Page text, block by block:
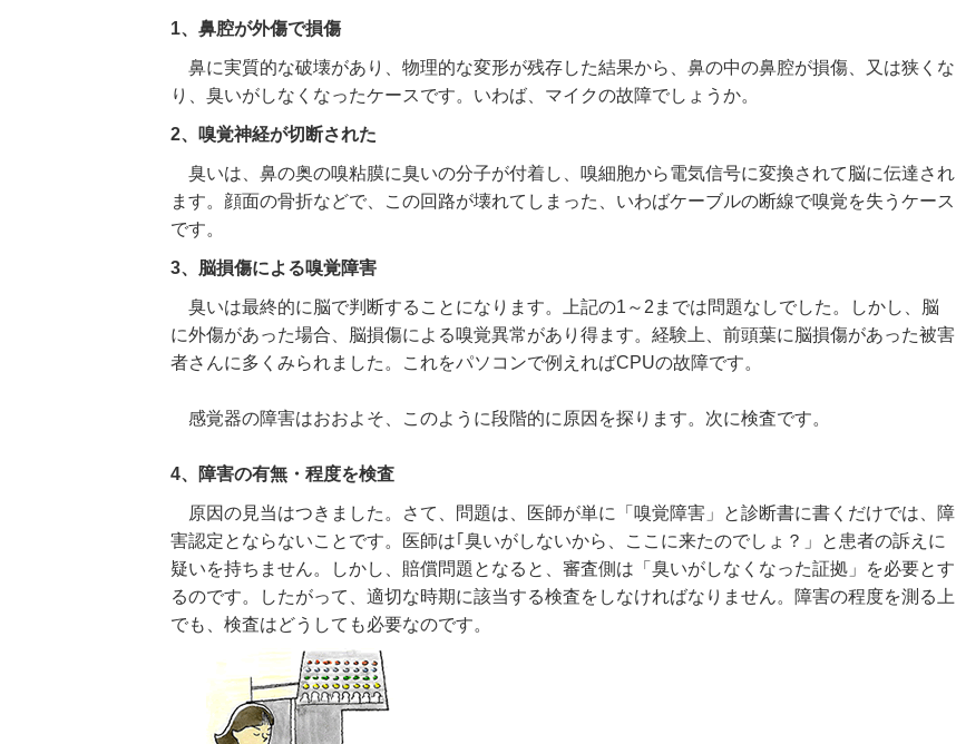
1、鼻腔が外傷で損傷
鼻に実質的な破壊があり、物理的な変形が残存した結果から、鼻の中の鼻腔が損傷、又は狭くな
り、臭いがしなくなったケースです。いわば、マイクの故障でしょうか。
2、嗅覚神経が切断された
臭いは、鼻の奥の嗅粘膜に臭いの分子が付着し、嗅細胞から電気信号に変換されて脳に伝達され
ます。顔面の骨折などで、この回路が壊れてしまった、いわばケーブルの断線で嗅覚を失うケース
です。
3、脳損傷による嗅覚障害
臭いは最終的に脳で判断することになります。上記の1～2までは問題なしでした。しかし、脳
に外傷があった場合、脳損傷による嗅覚異常があり得ます。経験上、前頭葉に脳損傷があった被害
者さんに多くみられました。これをパソコンで例えればCPUの故障です。
感覚器の障害はおおよそ、このように段階的に原因を探ります。次に検査です。
4、障害の有無・程度を検査
原因の見当はつきました。さて、問題は、医師が単に「嗅覚障害」と診断書に書くだけでは、障
害認定とならないことです。医師は｢臭いがしないから、ここに来たのでしょ？」と患者の訴えに
疑いを持ちません。しかし、賠償問題となると、審査側は「臭いがしなくなった証拠」を必要とす
るのです。したがって、適切な時期に該当する検査をしなければなりません。障害の程度を測る上
でも、検査はどうしても必要なのです。